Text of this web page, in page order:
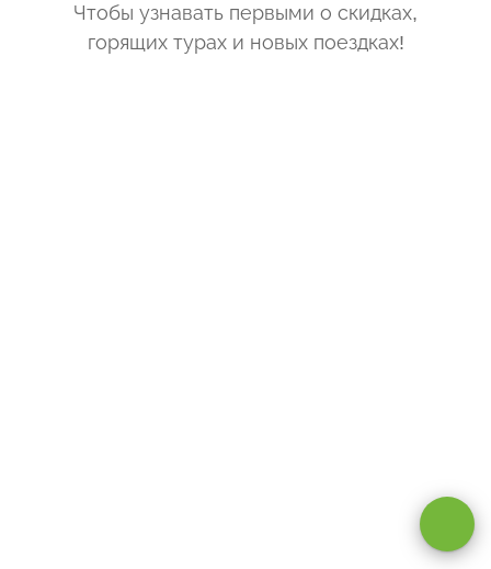
Чтобы узнавать первыми о скидках,
горящих турах и новых поездках!